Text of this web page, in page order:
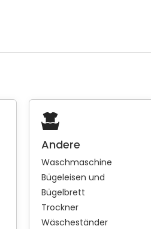
Andere
Waschmaschine
Bügeleisen und
Bügelbrett
Trockner
Wäscheständer